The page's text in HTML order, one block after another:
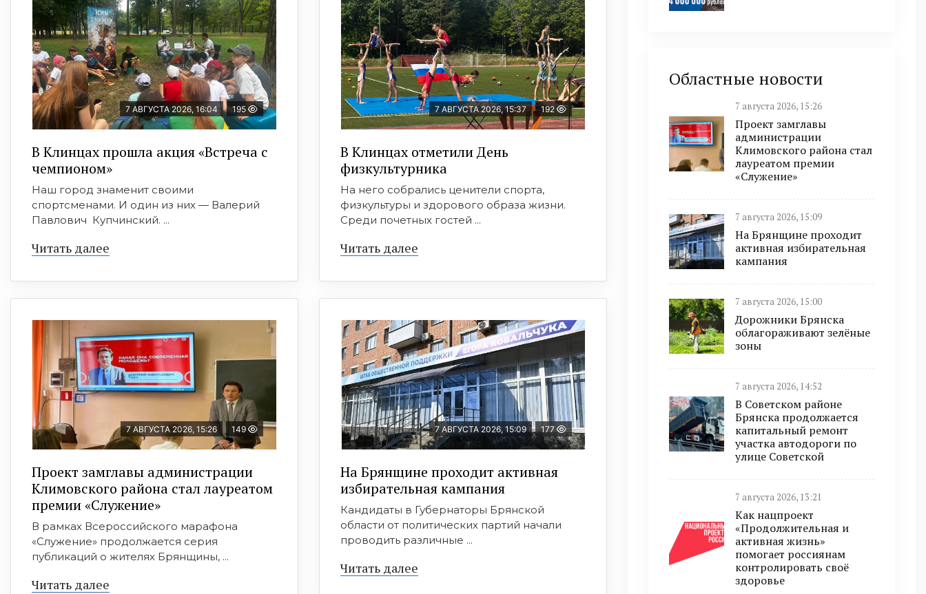
7 АВГУСТА 2026, 16:04 195
В Клинцах прошла акция «Встреча с
чемпионом»
Наш город знаменит своими
спортсменами. И один из них — Валерий
Павлович Купчинский. ...
Читать далее
7 АВГУСТА 2026, 15:37 192
В Клинцах отметили День
физкультурника
На него собрались ценители спорта,
физкультуры и здорового образа жизни.
Среди почетных гостей ...
Читать далее
7 АВГУСТА 2026, 15:26 149
Проект замглавы администрации
Климовского района стал лауреатом
премии «Служение»
В рамках Всероссийского марафона
«Служение» продолжается серия
публикаций о жителях Брянщины, ...
Читать далее
7 АВГУСТА 2026, 15:09 177
На Брянщине проходит активная
избирательная кампания
Кандидаты в Губернаторы Брянской
области от политических партий начали
проводить различные ...
Читать далее
Областные новости
7 августа 2026, 15:26
Проект замглавы
администрации
Климовского района стал
лауреатом премии
«Служение»
7 августа 2026, 15:09
На Брянщине проходит
активная избирательная
кампания
7 августа 2026, 15:00
Дорожники Брянска
облагораживают зелёные
зоны
7 августа 2026, 14:52
В Советском районе
Брянска продолжается
капитальный ремонт
участка автодороги по
улице Советской
7 августа 2026, 13:21
Как нацпроект
«Продолжительная и
активная жизнь»
помогает россиянам
контролировать своё
здоровье